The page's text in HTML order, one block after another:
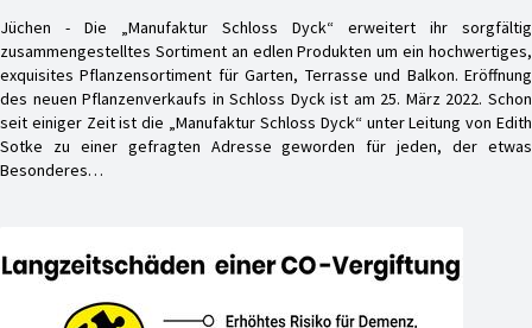
Jüchen - Die „Manufaktur Schloss Dyck“ erweitert ihr sorgfältig
zusammengestelltes Sortiment an edlen Produkten um ein hochwertiges,
exquisites Pflanzensortiment für Garten, Terrasse und Balkon. Eröffnung
des neuen Pflanzenverkaufs in Schloss Dyck ist am 25. März 2022. Schon
seit einiger Zeit ist die „Manufaktur Schloss Dyck“ unter Leitung von Edith
Sotke zu einer gefragten Adresse geworden für jeden, der etwas
Besonderes…